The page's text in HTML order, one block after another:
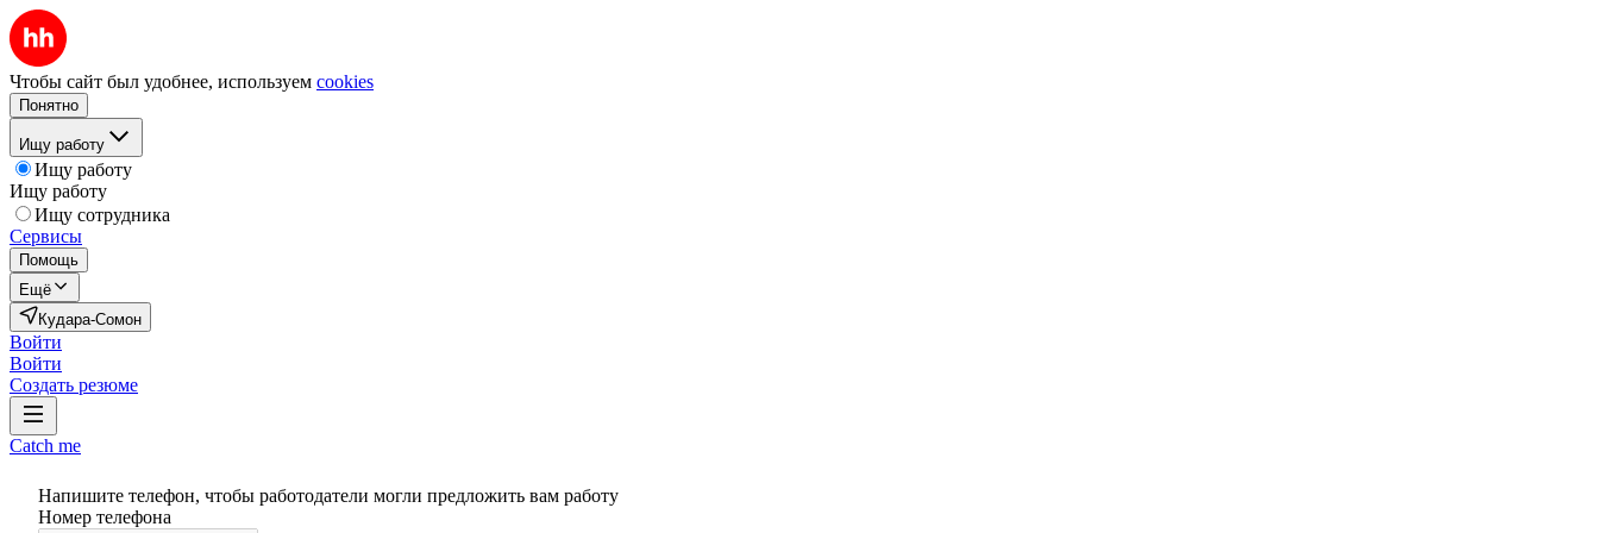
Чтобы сайт был удобнее, используем cookies
Понятно
Ищу работу
Ищу работу
Ищу работу
Ищу сотрудника
Сервисы
Помощь
Ещё
Кудара-Сомон
Войти
Войти
Создать резюме
Catch me
Напишите телефон, чтобы работодатели могли предложить вам работу
Номер телефона